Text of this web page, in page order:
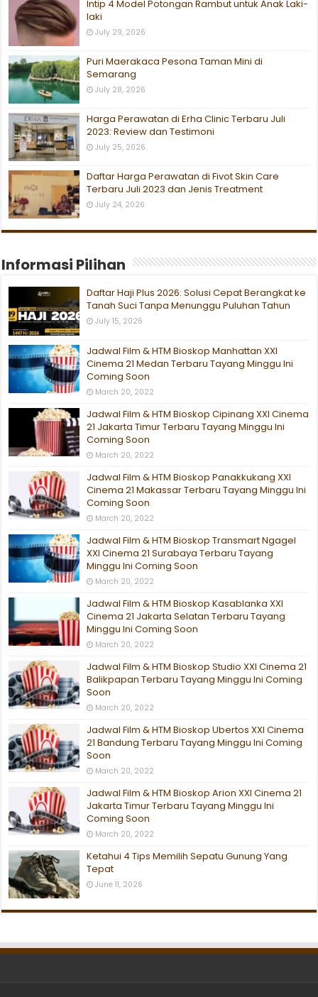
Intip 4 Model Potongan Rambut untuk Anak Laki-
laki
July 29, 2026
Puri Maerakaca Pesona Taman Mini di
Semarang
July 28, 2026
Harga Perawatan di Erha Clinic Terbaru Juli
2023: Review dan Testimoni
July 25, 2026
Daftar Harga Perawatan di Fivot Skin Care
Terbaru Juli 2023 dan Jenis Treatment
July 24, 2026
Informasi Pilihan
Daftar Haji Plus 2026: Solusi Cepat Berangkat ke
Tanah Suci Tanpa Menunggu Puluhan Tahun
July 15, 2026
Jadwal Film & HTM Bioskop Manhattan XXI
Cinema 21 Medan Terbaru Tayang Minggu Ini
Coming Soon
March 20, 2022
Jadwal Film & HTM Bioskop Cipinang XXI Cinema
21 Jakarta Timur Terbaru Tayang Minggu Ini
Coming Soon
March 20, 2022
Jadwal Film & HTM Bioskop Panakkukang XXI
Cinema 21 Makassar Terbaru Tayang Minggu Ini
Coming Soon
March 20, 2022
Jadwal Film & HTM Bioskop Transmart Ngagel
XXI Cinema 21 Surabaya Terbaru Tayang
Minggu Ini Coming Soon
March 20, 2022
Jadwal Film & HTM Bioskop Kasablanka XXI
Cinema 21 Jakarta Selatan Terbaru Tayang
Minggu Ini Coming Soon
March 20, 2022
Jadwal Film & HTM Bioskop Studio XXI Cinema 21
Balikpapan Terbaru Tayang Minggu Ini Coming
Soon
March 20, 2022
Jadwal Film & HTM Bioskop Ubertos XXI Cinema
21 Bandung Terbaru Tayang Minggu Ini Coming
Soon
March 20, 2022
Jadwal Film & HTM Bioskop Arion XXI Cinema 21
Jakarta Timur Terbaru Tayang Minggu Ini
Coming Soon
March 20, 2022
Ketahui 4 Tips Memilih Sepatu Gunung Yang
Tepat
June 11, 2026